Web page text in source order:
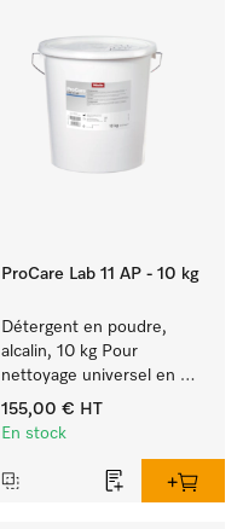
ProCare Lab 11 AP - 10 kg
Détergent en poudre,
alcalin, 10 kg Pour
nettoyage universel en
machine d’ustensiles et
de verrerie de laboratoire.
155,00 € HT
En stock